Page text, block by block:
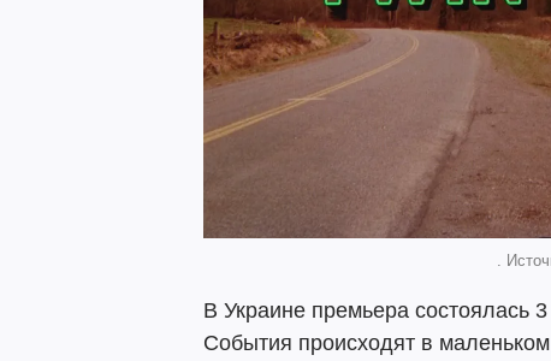
.
В Украине премьера состоялась
События происходят в